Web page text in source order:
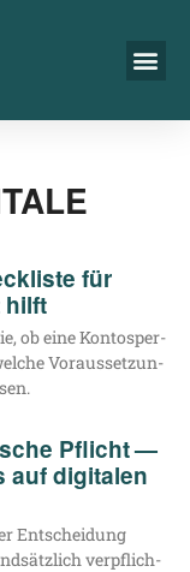
für
hilft
ob eine Kon­to­sper­
Vor­aus­set­zun­
Pflicht —
auf digitalen
Ent­schei­dung
ver­pflich­